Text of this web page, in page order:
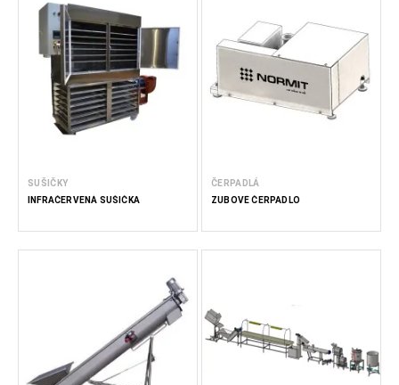
SUŠIČKY
INFRAČERVENÁ SUŠIČKA
ČERPADLÁ
ZUBOVÉ ČERPADLO